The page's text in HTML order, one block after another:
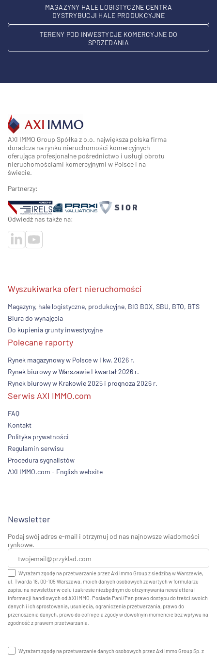
MAGAZYNY HALE LOGISTYCZNE CENTRA
DYSTRYBUCJI HALE PRODUKCYJNE
TERENY POD INWESTYCJE KOMERCYJNE DO
SPRZEDANIA
AXI IMMO Group Spółka z o.o. największa polska firma
doradcza na rynku nieruchomości komercyjnych
oferująca profesjonalne pośrednictwo i usługi obrotu
nieruchomościami komercyjnymi w Polsce i na
świecie.
Partnerzy:
Odwiedź nas także na:
Wyszukiwarka ofert nieruchomości
Magazyny, hale logistyczne, produkcyjne, BIG BOX, SBU, BTO, BTS
Biura do wynajęcia
Do kupienia grunty inwestycyjne
Polecane raporty
Rynek magazynowy w Polsce w I kw. 2026 r.
Rynek biurowy w Warszawie I kwartał 2026 r.
Rynek biurowy w Krakowie 2025 i prognoza 2026 r.
Serwis AXI IMMO.com
FAQ
Kontakt
Polityka prywatności
Regulamin serwisu
Procedura sygnalistów
AXI IMMO.com - English website
Newsletter
Podaj swój adres e-mail i otrzymuj od nas najnowsze wiadomości
rynkowe.
Wyrażam zgodę na przetwarzanie przez Axi Immo Group z siedzibą w Warszawie,
ul. Twarda 18, 00-105 Warszawa, moich danych osobowych zawartych w formularzu
zapisu na newsletter w celu i zakresie niezbędnym do otrzymywania newslettera i
informacji handlowych od AXI IMMO. Posiada Pani/Pan prawo dostępu do treści swoich
danych i ich sprostowania, usunięcia, ograniczenia przetwarzania, prawo do
przenoszenia danych, prawo do cofnięcia zgody w dowolnym momencie bez wpływu na
zgodność z prawem przetwarzania.
Wyrażam zgodę na przetwarzanie danych osobowych przez Axi Immo Group Sp. z